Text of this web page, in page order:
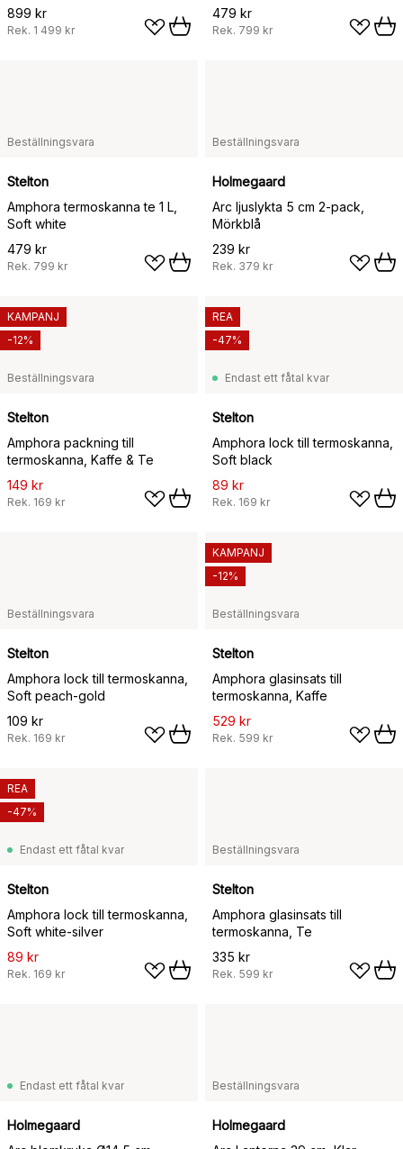
899 kr
Rek. 1 499 kr
479 kr
Rek. 799 kr
Beställningsvara
Stelton
Amphora termoskanna te 1 L,
Soft white
479 kr
Rek. 799 kr
Beställningsvara
Holmegaard
Arc ljuslykta 5 cm 2-pack,
Mörkblå
239 kr
Rek. 379 kr
Beställningsvara
Stelton
Amphora packning till
termoskanna, Kaffe & Te
149 kr
Rek. 169 kr
KAMPANJ
-12%
Endast ett fåtal kvar
Stelton
Amphora lock till termoskanna,
Soft black
89 kr
Rek. 169 kr
REA
-47%
Beställningsvara
Stelton
Amphora lock till termoskanna,
Soft peach-gold
109 kr
Rek. 169 kr
Beställningsvara
Stelton
Amphora glasinsats till
termoskanna, Kaffe
529 kr
Rek. 599 kr
KAMPANJ
-12%
Endast ett fåtal kvar
Stelton
Amphora lock till termoskanna,
Soft white-silver
89 kr
Rek. 169 kr
REA
-47%
Beställningsvara
Stelton
Amphora glasinsats till
termoskanna, Te
335 kr
Rek. 599 kr
Endast ett fåtal kvar
Holmegaard
Beställningsvara
Holmegaard